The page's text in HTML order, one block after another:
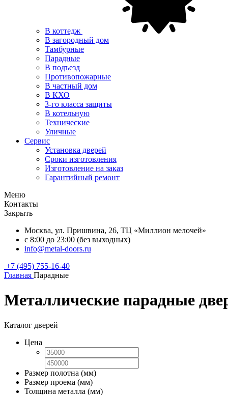
В коттедж
В загородный дом
Тамбурные
Парадные
В подъезд
Противопожарные
В частный дом
В КХО
3-го класса защиты
В котельную
Технические
Уличные
Сервис
Установка дверей
Сроки изготовления
Изготовление на заказ
Гарантийный ремонт
Меню
Контакты
Закрыть
Москва, ул. Пришвина, 26, ТЦ «Миллион мелочей»
с 8:00 до 23:00 (без выходных)
info@metal-doors.ru
+7 (495) 755-16-40
Главная Парадные
Металлические парадные
Каталог дверей
Цена
Размер полотна (мм)
Размер проема (мм)
Толщина металла (мм)